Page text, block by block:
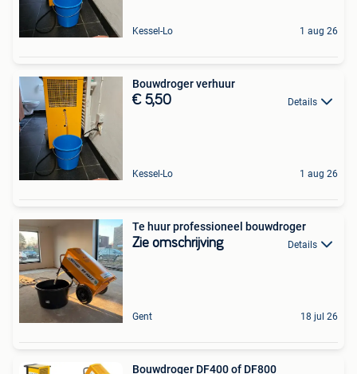
Kessel-Lo 1 aug 26
Bouwdroger verhuur
€ 5,50 Details
Kessel-Lo 1 aug 26
Te huur professioneel bouwdroger
Zie omschrijving Details
Gent 18 jul 26
Bouwdroger DF400 of DF800